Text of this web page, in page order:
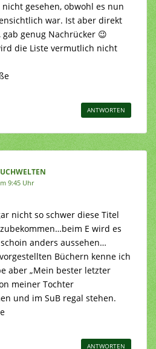
gesehen, obwohl es nun
war. Ist aber direkt
gab genug Nachrücker 😉
die Liste vermutlich nicht
ANTWORTEN
9:45 Uhr
nicht so schwer diese Titel
E wird es
anders aussehen…
Büchern kenne ich
aber „Mein bester letzter
meiner Tochter
und im SuB regal stehen.
ANTWORTEN